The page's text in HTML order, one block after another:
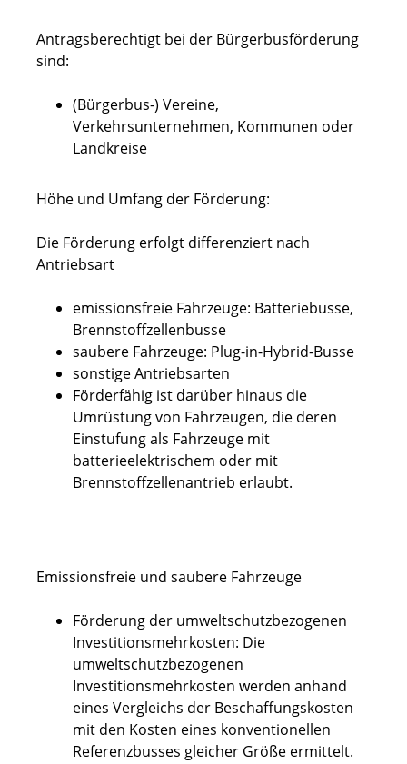
Antragsberechtigt bei der Bürgerbusförderung
sind:
(Bürgerbus-) Vereine,
Verkehrsunternehmen, Kommunen oder
Landkreise
Höhe und Umfang der Förderung:
Die Förderung erfolgt differenziert nach
Antriebsart
emissionsfreie Fahrzeuge: Batteriebusse,
Brennstoffzellenbusse
saubere Fahrzeuge: Plug-in-Hybrid-Busse
sonstige Antriebsarten
Förderfähig ist darüber hinaus die
Umrüstung von Fahrzeugen, die deren
Einstufung als Fahrzeuge mit
batterieelektrischem oder mit
Brennstoffzellenantrieb erlaubt.
Emissionsfreie und saubere Fahrzeuge
Förderung der umweltschutzbezogenen
Investitionsmehrkosten: Die
umweltschutzbezogenen
Investitionsmehrkosten werden anhand
eines Vergleichs der Beschaffungskosten
mit den Kosten eines konventionellen
Referenzbusses gleicher Größe ermittelt.